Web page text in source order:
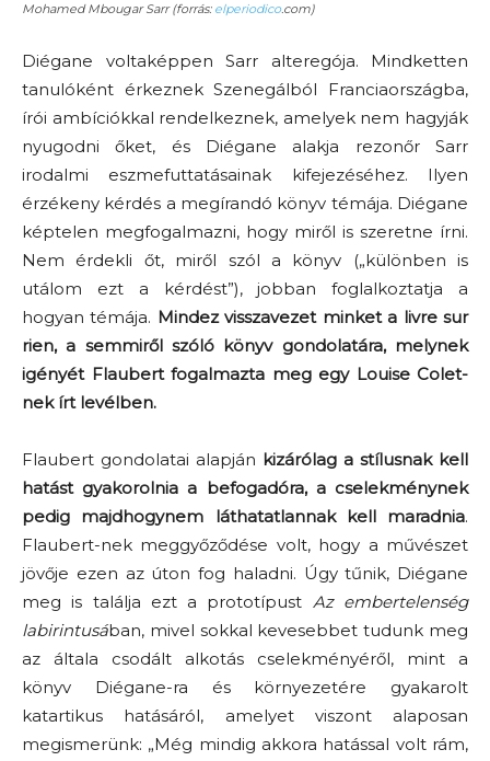
Mohamed Mbougar Sarr (forrás: elperiodico.com)
Diégane voltaképpen Sarr alteregója. Mindketten
tanulóként érkeznek Szenegálból Franciaországba,
írói ambíciókkal rendelkeznek, amelyek nem hagyják
nyugodni őket, és Diégane alakja rezonőr Sarr
irodalmi eszmefuttatásainak kifejezéséhez. Ilyen
érzékeny kérdés a megírandó könyv témája. Diégane
képtelen megfogalmazni, hogy miről is szeretne írni.
Nem érdekli őt, miről szól a könyv („különben is
utálom ezt a kérdést”), jobban foglalkoztatja a
hogyan témája. Mindez visszavezet minket a livre sur
rien, a semmiről szóló könyv gondolatára, melynek
igényét Flaubert fogalmazta meg egy Louise Colet-
nek írt levélben.
Flaubert gondolatai alapján kizárólag a stílusnak kell
hatást gyakorolnia a befogadóra, a cselekménynek
pedig majdhogynem láthatatlannak kell maradnia.
Flaubert-nek meggyőződése volt, hogy a művészet
jövője ezen az úton fog haladni. Úgy tűnik, Diégane
meg is találja ezt a prototípust Az embertelenség
labirintusában, mivel sokkal kevesebbet tudunk meg
az általa csodált alkotás cselekményéről, mint a
könyv Diégane-ra és környezetére gyakarolt
katartikus hatásáról, amelyet viszont alaposan
megismerünk: „Még mindig akkora hatással volt rám,